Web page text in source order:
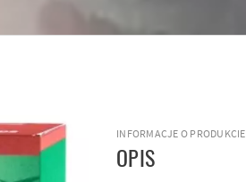
INFORMACJE O PRODUKCIE
OPIS